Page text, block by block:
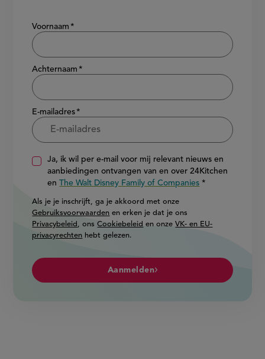
Show/hide
Voornaam
Achternaam
E-mailadres
Ja, ik wil per e-mail voor mij relevant nieuws en
aanbiedingen ontvangen van en over 24Kitchen
enThe Walt Disney Family of Companies
Als je je inschrijft, ga je akkoord met onze
Gebruiksvoorwaarden en erken je dat je ons
Privacybeleid , onsCookiebeleid en onzeVK- en EU-
privacyrechten hebt gelezen.
Aanmelden